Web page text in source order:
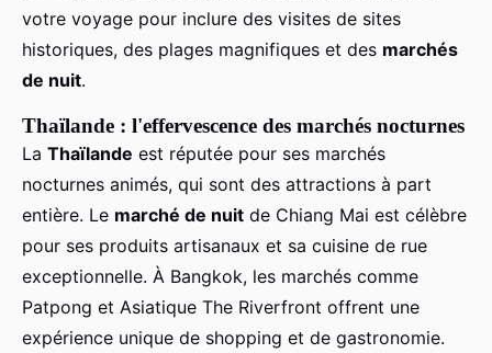
votre voyage pour inclure des visites de sites
historiques, des plages magnifiques et des marchés
de nuit.
Thaïlande : l'effervescence des marchés nocturnes
La Thaïlande est réputée pour ses marchés
nocturnes animés, qui sont des attractions à part
entière. Le marché de nuit de Chiang Mai est célèbre
pour ses produits artisanaux et sa cuisine de rue
exceptionnelle. À Bangkok, les marchés comme
Patpong et Asiatique The Riverfront offrent une
expérience unique de shopping et de gastronomie.